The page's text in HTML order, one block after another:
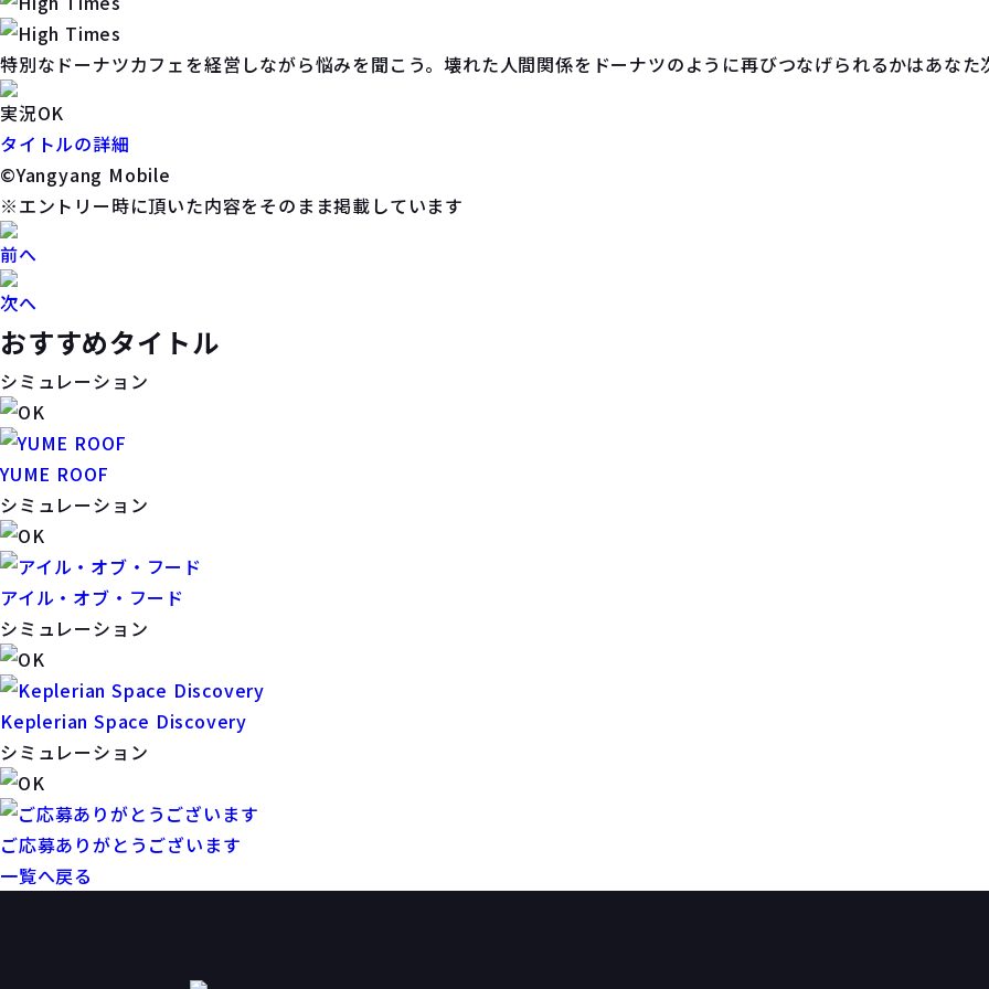
特別なドーナツカフェを経営しながら悩みを聞こう。壊れた人間関係をドーナツのように再びつなげられるかはあなた
実況OK
タイトルの詳細
©Yangyang Mobile
※エントリー時に頂いた内容をそのまま掲載しています
前へ
次へ
おすすめタイトル
シミュレーション
YUME ROOF
シミュレーション
アイル・オブ・フード
シミュレーション
Keplerian Space Discovery
シミュレーション
ご応募ありがとうございます
一覧へ戻る